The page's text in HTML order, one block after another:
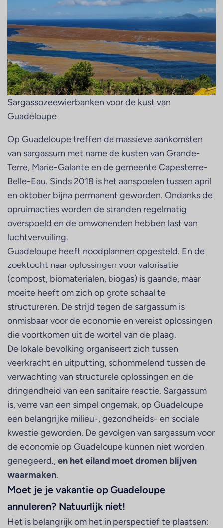
Sargassozeewierbanken voor de kust van
Guadeloupe
Op Guadeloupe treffen de massieve aankomsten
van sargassum met name de kusten van Grande-
Terre, Marie-Galante en de gemeente Capesterre-
Belle-Eau. Sinds 2018 is het aanspoelen tussen april
en oktober bijna permanent geworden. Ondanks de
opruimacties worden de stranden regelmatig
overspoeld en de omwonenden hebben last van
luchtvervuiling.
Guadeloupe heeft noodplannen opgesteld. En de
zoektocht naar oplossingen voor valorisatie
(compost, biomaterialen, biogas) is gaande, maar
moeite heeft om zich op grote schaal te
structureren. De strijd tegen de sargassum is
onmisbaar voor de economie en vereist oplossingen
die voortkomen uit de wortel van de plaag.
De lokale bevolking organiseert zich tussen
veerkracht en uitputting, schommelend tussen de
verwachting van structurele oplossingen en de
dringendheid van een sanitaire reactie. Sargassum
is, verre van een simpel ongemak, op Guadeloupe
een belangrijke milieu-, gezondheids- en sociale
kwestie geworden. De gevolgen van sargassum voor
de economie op Guadeloupe kunnen niet worden
genegeerd.,en het eiland moet dromen blijven
waarmaken.
Moet je je vakantie op Guadeloupe
annuleren? Natuurlijk niet!
Het is belangrijk om het in perspectief te plaatsen: